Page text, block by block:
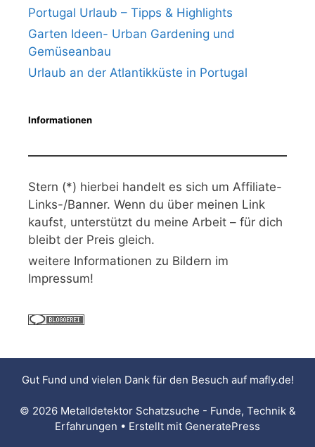
Portugal Urlaub – Tipps & Highlights
Garten Ideen- Urban Gardening und
Gemüseanbau
Urlaub an der Atlantikküste in Portugal
Informationen
Stern (*) hierbei handelt es sich um Affiliate-
Links-/Banner. Wenn du über meinen Link
kaufst, unterstützt du meine Arbeit – für dich
bleibt der Preis gleich.
weitere Informationen zu Bildern im
Impressum!
Gut Fund und vielen Dank für den Besuch auf mafly.de!
© 2026 Metalldetektor Schatzsuche - Funde, Technik &
Erfahrungen • Erstellt mit GeneratePress